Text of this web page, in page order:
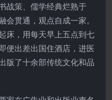
战策、儒学经典烂熟于
贯通，观点自成一家。
床，用每天早上五点到七
便出差出国住酒店，进医
版了十余部传统文化和品